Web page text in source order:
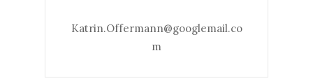
Katrin.Offermann@googlemail.co
m